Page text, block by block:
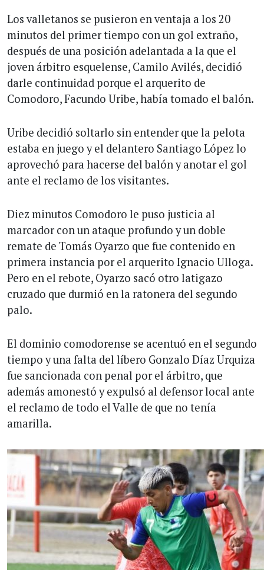
Los valletanos se pusieron en ventaja a los 20
minutos del primer tiempo con un gol extraño,
después de una posición adelantada a la que el
joven árbitro esquelense, Camilo Avilés, decidió
darle continuidad porque el arquerito de
Comodoro, Facundo Uribe, había tomado el balón.
Uribe decidió soltarlo sin entender que la pelota
estaba en juego y el delantero Santiago López lo
aprovechó para hacerse del balón y anotar el gol
ante el reclamo de los visitantes.
Diez minutos Comodoro le puso justicia al
marcador con un ataque profundo y un doble
remate de Tomás Oyarzo que fue contenido en
primera instancia por el arquerito Ignacio Ulloga.
Pero en el rebote, Oyarzo sacó otro latigazo
cruzado que durmió en la ratonera del segundo
palo.
El dominio comodorense se acentuó en el segundo
tiempo y una falta del líbero Gonzalo Díaz Urquiza
fue sancionada con penal por el árbitro, que
además amonestó y expulsó al defensor local ante
el reclamo de todo el Valle de que no tenía
amarilla.